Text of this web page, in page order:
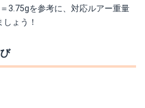
3.75gを参考に、対応ルアー重量
ょう！